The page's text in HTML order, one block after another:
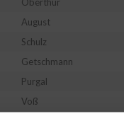
August
Schulz
Getschmann
Purgal
Voß